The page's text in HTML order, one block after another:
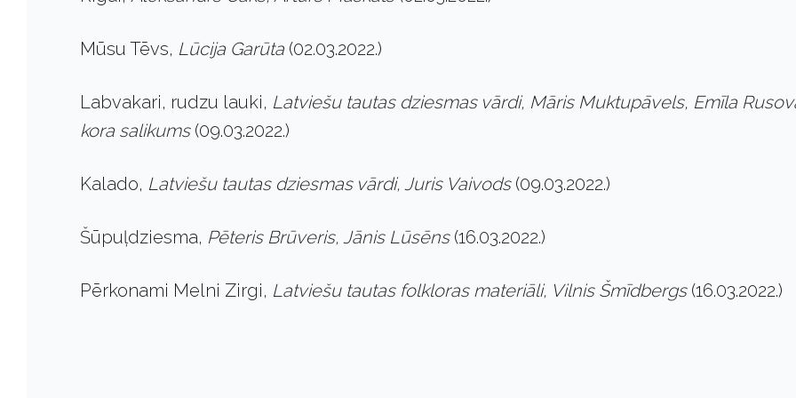
Mūsu Tēvs, Lūcija Garūta (02.03.2022.)
Labvakari, rudzu lauki, Latviešu tautas dziesmas vārdi, Māris Muktupāvels, Emīla
kora salikums (09.03.2022.)
Kalado, Latviešu tautas dziesmas vārdi, Juris Vaivods (09.03.2022.)
Šūpuļdziesma, Pēteris Brūveris, Jānis Lūsēns (16.03.2022.)
Pērkonami Melni Zirgi, Latviešu tautas folkloras materiāli, Vilnis Šmīdbergs (16.03.2022.)